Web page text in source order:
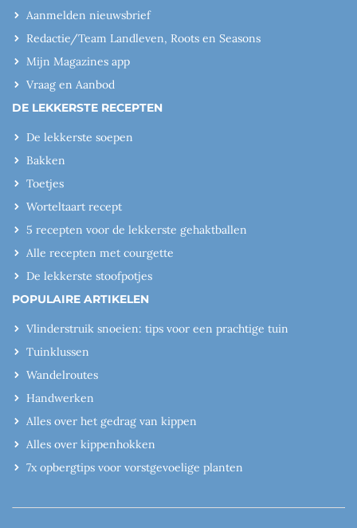
Aanmelden nieuwsbrief
Redactie/Team Landleven, Roots en Seasons
Mijn Magazines app
Vraag en Aanbod
DE LEKKERSTE RECEPTEN
De lekkerste soepen
Bakken
Toetjes
Worteltaart recept
5 recepten voor de lekkerste gehaktballen
Alle recepten met courgette
De lekkerste stoofpotjes
POPULAIRE ARTIKELEN
Vlinderstruik snoeien: tips voor een prachtige tuin
Tuinklussen
Wandelroutes
Handwerken
Alles over het gedrag van kippen
Alles over kippenhokken
7x opbergtips voor vorstgevoelige planten